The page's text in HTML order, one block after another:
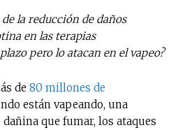
la reducción de daños
en las terapias
pero lo atacan en el vapeo?
de 80 millones de
están vapeando, una
que fumar, los ataques